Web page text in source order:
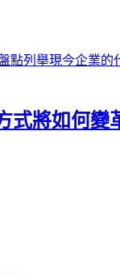
將如何變